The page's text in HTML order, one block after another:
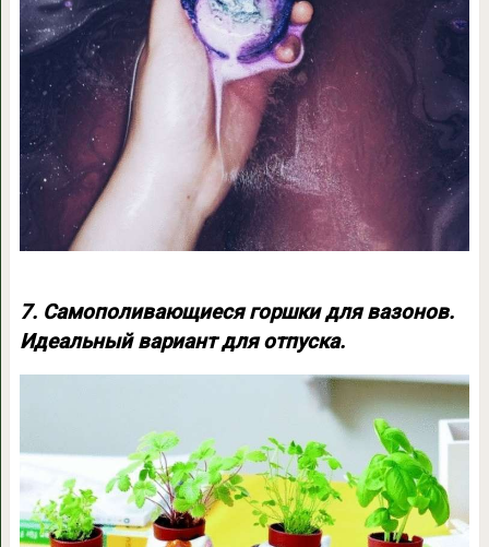
7. Самополивающиеся горшки для вазонов.
Идеальный вариант для отпуска.